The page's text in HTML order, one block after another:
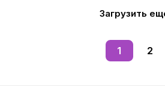
Загрузить
1 2